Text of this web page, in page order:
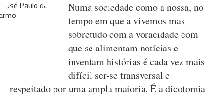
Numa sociedade como a nossa, no
tempo em que a vivemos mas
sobretudo com a voracidade com
que se alimentam notícias e
inventam histórias é cada vez mais
difícil ser-se transversal e
respeitado por uma ampla maioria. É a dicotomia